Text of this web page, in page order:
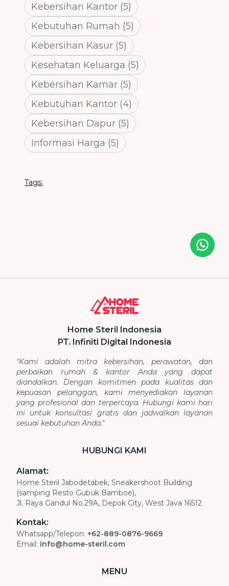
Kebersihan Kantor (5)
Kebutuhan Rumah (5)
Kebersihan Kasur (5)
Kesehatan Keluarga (5)
Kebersihan Kamar (5)
Kebutuhan Kantor (4)
Kebersihan Dapur (5)
Informasi Harga (5)
Tags:
Icon
Home Steril Indonesia
PT. Infiniti Digital Indonesia
"Kami adalah mitra kebersihan, perawatan, dan
perbaikan rumah & kantor Anda yang dapat
diandalkan. Dengan komitmen pada kualitas dan
kepuasan pelanggan, kami menyediakan layanan
yang profesional dan terpercaya. Hubungi kami hari
ini untuk konsultasi gratis dan jadwalkan layanan
sesuai kebutuhan Anda."
HUBUNGI KAMI
Alamat:
Home Steril Jabodetabek, Sneakershoot Building
(samping Resto Gubuk Bamboe),
Jl. Raya Gandul No.29A, Depok City, West Java 16512
Kontak:
Whatsapp/Telepon: +62-889-0876-9669
Email: info@home-steril.com
MENU